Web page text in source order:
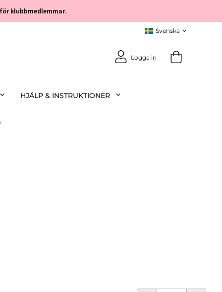
klubbmedlemmar.
Logga in
HJÄLP & INSTRUKTIONER